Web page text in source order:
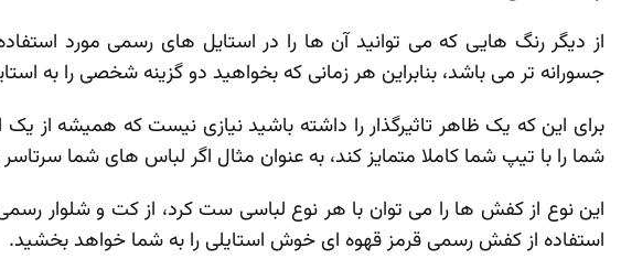
از دیگر رنگ‌ هایی که می ‌توانید آن‌ ها را در استایل‌ های رسمی مورد
جسورانه‌ تر می ‌باشد، بنابراین هر زمانی‌ که بخواهید دو گزینه شخصی را به
برای این‌ که یک ظاهر تاثیرگذار را داشته باشید نیازی نیست که همیشه از
شما را با تیپ شما کاملا متمایز کند، به‌ عنوان مثال اگر لباس ‌های شما
این نوع از کفش‌ ها را می توان با هر نوع لباسی ست کرد، از کت و شلوار
استفاده از کفش رسمی قرمز قهوه‌ ای خوش استایلی را به شما خواهد بخشید.